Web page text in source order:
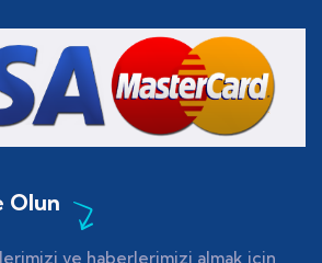
Olun
ve haberlerimizi almak için